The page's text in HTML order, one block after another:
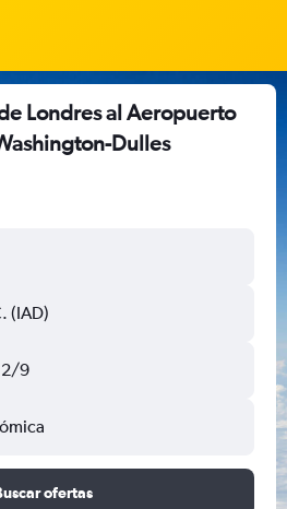
Londres al Aeropuerto
Dulles
(IAD)
9
ofertas